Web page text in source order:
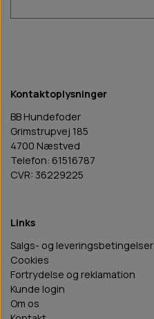
Kontaktoplysninger
BB Hundefoder
Grimstrupvej 185
4700 Næstved
Telefon: 61516787
CVR: 36229225
Links
Salgs- og leveringsbetingelser
Cookies
Fortrydelse og reklamation
Kunde login
Om os